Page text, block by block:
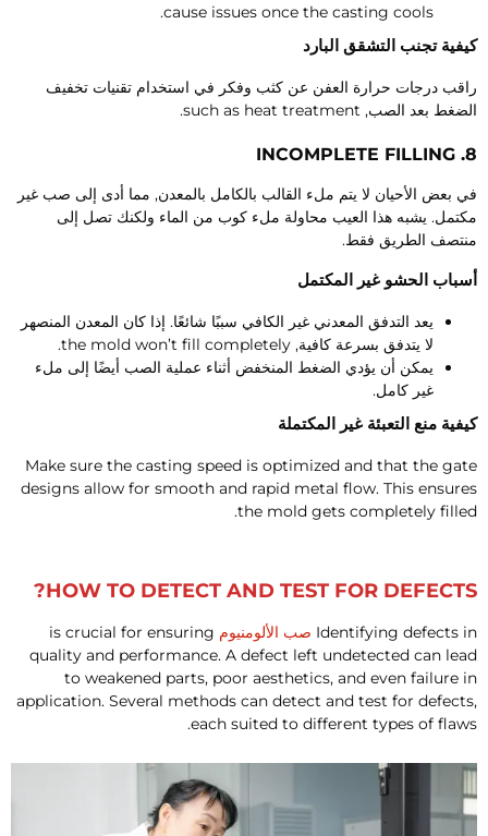
cause issues once the casting cools
.
تجنب التشقق البارد
درجات حرارة العفن عن كثب وفكر في استخدام تقنيات تخفيف
بعد الصب,such as heat treatment
.
INCOMPLETE FILLING
بعض الأحيان لا يتم ملء القالب بالكامل بالمعدن, مما أدى إلى صب غير
يشبه هذا العيب محاولة ملء كوب من الماء ولكنك تصل إلى
الطريق فقط.
الحشو غير المكتمل
يعد التدفق المعدني غير الكافي سببًا شائعًا. إذا كان المعدن المنصهر
لا يتدفق بسرعة كافية,the mold won’t fill completely
.
يمكن أن يؤدي الضغط المنخفض أثناء عملية الصب أيضًا إلى ملء
غير كامل.
منع التعبئة غير المكتملة
Make sure the casting speed is optimized and that the
designs allow for smooth and rapid metal flow.This
the mold gets completely
.
HOW TO DETECT AND TEST FOR
?
Identifying defects صب الألومنيوم is crucial for ensuring
quality and performance.A defect left undetected can
to weakened parts,poor aesthetics,and even failure
application.Several methods can detect and test for
each suited to different types of
.